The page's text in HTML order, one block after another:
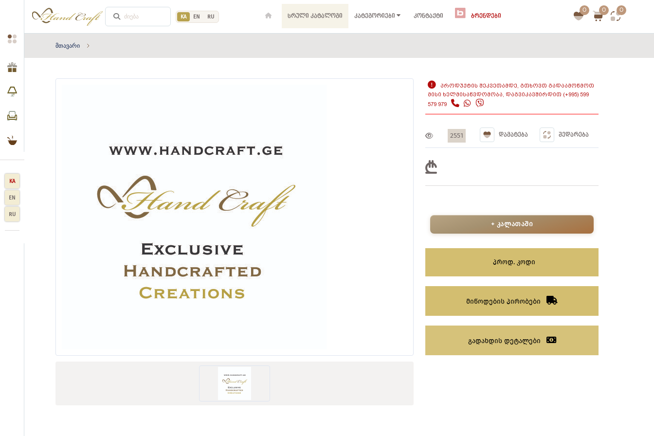
KA EN RU ᲡᲠᲣᲚᲘ ᲙᲐᲢᲐᲚᲝᲒᲘ ᲙᲐᲢᲔᲒᲝᲠᲘᲔᲑᲘ ᲙᲝᲜᲢᲐᲥᲢᲘ ᲑᲠᲔᲜᲓᲔᲑᲘ
0 0 0
KA
EN
RU
მთავარი
ᲞᲠᲝᲓᲣᲥᲢᲘᲡ ᲨᲔᲙᲕᲔᲗᲐᲛᲓᲔ, ᲒᲗᲮᲝᲕᲗ ᲒᲐᲓᲐᲐᲛᲝᲬᲛᲝᲗ
ᲛᲘᲡᲘ ᲮᲔᲚᲛᲘᲡᲐᲬᲕᲓᲝᲛᲝᲑᲐ, ᲓᲐᲒᲕᲘᲙᲐᲕᲨᲘᲠᲓᲘᲗ (+995) 599
579 979
2551 ᲓᲐᲛᲐᲢᲔᲑᲐ ᲨᲔᲓᲐᲠᲔᲑᲐ
+ კალათაში
პროდ. კოდი
მიწოდების პირობები
გადახდის დეტალები